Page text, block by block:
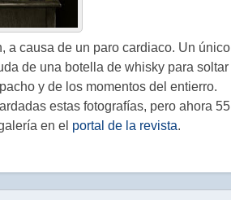
a causa de un paro cardiaco. Un único
de una botella de whisky para soltar
y de los momentos del entierro.
estas fotografías, pero ahora 55
en el portal de la revista.